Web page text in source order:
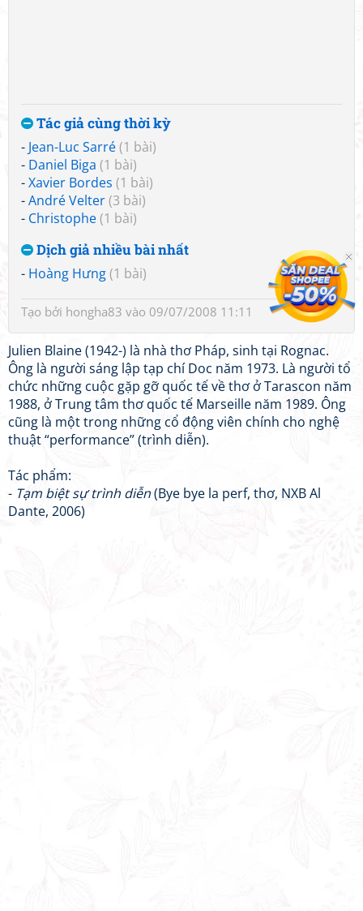
Tác giả cùng thời kỳ
- Jean-Luc Sarré(1 bài)
- Daniel Biga (1 bài)
-Xavier Bordes (1 bài)
-André Velter(3 bài)
- Christophe(1 bài)
Dịch giả nhiều bài nhất
- Hoàng Hưng(1 bài)
Tạo bởi hongha83 vào 09/07/2008 11:11
Julien Blaine (1942-) là nhà thơ Pháp, sinh tại Rognac.
Ông là người sáng lập tạp chí Doc năm 1973. Là người tổ
chức những cuộc gặp gỡ quốc tế về thơ ở Tarascon năm
1988, ở Trung tâm thơ quốc tế Marseille năm 1989. Ông
cũng là một trong những cổ động viên chính cho nghệ
thuật “performance” (trình diễn).
Tác phẩm:
- Tạm biệt sự trình diễn(Bye bye la perf, thơ, NXB Al
Dante, 2006)